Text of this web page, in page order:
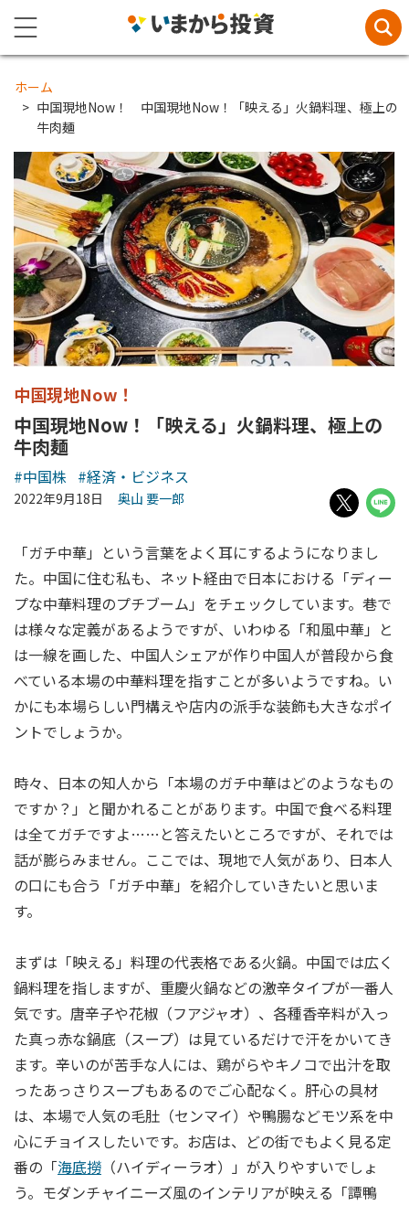
ホーム
中国現地Now！ 中国現地Now！「映える」火鍋料理、極上の
牛肉麺
中国現地Now！
中国現地Now！「映える」火鍋料理、極上の
牛肉麺
#中国株 #経済・ビジネス
2022年9月18日 奥山 要一郎
「ガチ中華」という言葉をよく耳にするようになりまし
た。中国に住む私も、ネット経由で日本における「ディー
プな中華料理のプチブーム」をチェックしています。巷で
は様々な定義があるようですが、いわゆる「和風中華」と
は一線を画した、中国人シェアが作り中国人が普段から食
べている本場の中華料理を指すことが多いようですね。い
かにも本場らしい門構えや店内の派手な装飾も大きなポイ
ントでしょうか。
時々、日本の知人から「本場のガチ中華はどのようなもの
ですか？」と聞かれることがあります。中国で食べる料理
は全てガチですよ……と答えたいところですが、それでは
話が膨らみません。ここでは、現地で人気があり、日本人
の口にも合う「ガチ中華」を紹介していきたいと思いま
す。
まずは「映える」料理の代表格である火鍋。中国では広く
鍋料理を指しますが、重慶火鍋などの激辛タイプが一番人
気です。唐辛子や花椒（フアジャオ）、各種香辛料が入っ
た真っ赤な鍋底（スープ）は見ているだけで汗をかいてき
ます。辛いのが苦手な人には、鶏がらやキノコで出汁を取
ったあっさりスープもあるのでご心配なく。肝心の具材
は、本場で人気の毛肚（センマイ）や鴨腸などモツ系を中
心にチョイスしたいです。お店は、どの街でもよく見る定
番の「海底撈 （ハイディーラオ）」が入りやすいでしょ
う。モダンチャイニーズ風のインテリアが映える「譚鴨